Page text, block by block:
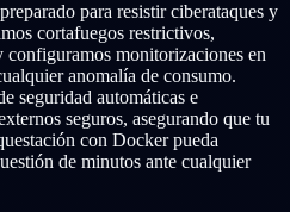
para resistir ciberataques y
cortafuegos restrictivos,
configuramos monitorizaciones en
anomalía de consumo.
seguridad automáticas e
seguros, asegurando que tu
con Docker pueda
de minutos ante cualquier